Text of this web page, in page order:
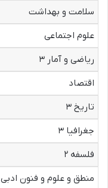
سلامت و بهداشت
علوم اجتماعی
ریاضی و آمار ۳
اقتصاد
تاریخ ۳
جغرافیا ۳
فلسفه ۲
منطق و علوم و فنون ادبی ۳